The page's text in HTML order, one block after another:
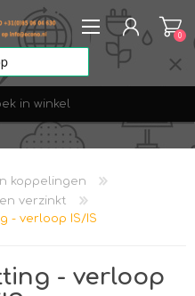
0
koppelingen
verzinkt
- verloop IS/IS
- verloop